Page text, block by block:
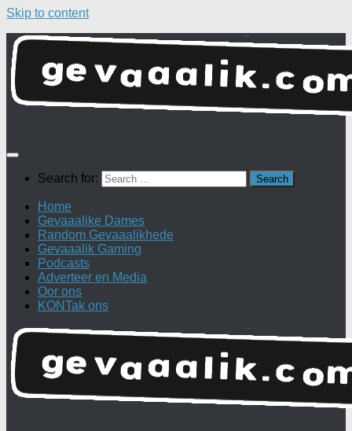
Skip to content
Search for:
Home
Gevaaalike Dames
Random Gevaaalikhede
Gevaaalik Gaming
Podcasts
Adverteer en Media
Oor ons
KONTak ons